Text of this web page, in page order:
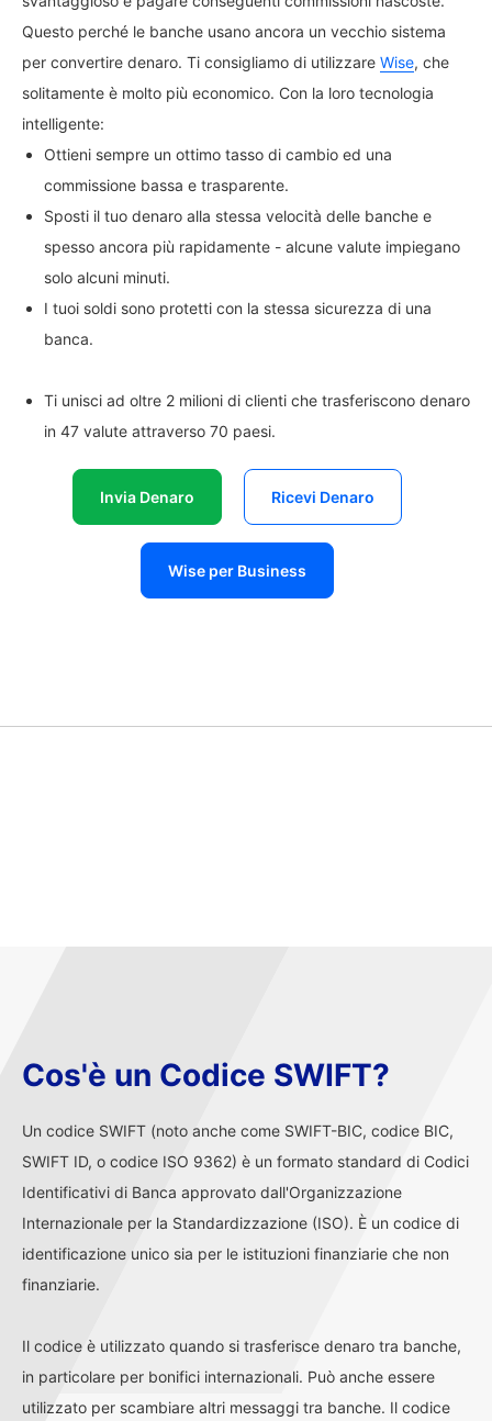
Questo perché le banche usano ancora un vecchio sistema
per convertire denaro. Ti consigliamo di utilizzare Wise, che
solitamente è molto più economico. Con la loro tecnologia
intelligente:
Ottieni sempre un ottimo tasso di cambio ed una
commissione bassa e trasparente.
Sposti il tuo denaro alla stessa velocità delle banche e
spesso ancora più rapidamente - alcune valute impiegano
solo alcuni minuti.
I tuoi soldi sono protetti con la stessa sicurezza di una
banca.
Ti unisci ad oltre 2 milioni di clienti che trasferiscono denaro
in 47 valute attraverso 70 paesi.
Invia Denaro Ricevi Denaro
Wise per Business
Cos'è un Codice SWIFT?
Un codice SWIFT (noto anche come SWIFT-BIC, codice BIC,
SWIFT ID, o codice ISO 9362) è un formato standard di Codici
Identificativi di Banca approvato dall'Organizzazione
Internazionale per la Standardizzazione (ISO). È un codice di
identificazione unico sia per le istituzioni finanziarie che non
finanziarie.
Il codice è utilizzato quando si trasferisce denaro tra banche,
in particolare per bonifici internazionali. Può anche essere
utilizzato per scambiare altri messaggi tra banche. Il codice